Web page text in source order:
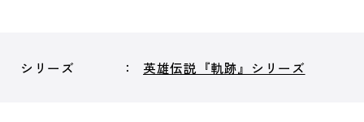
シリーズ 英雄伝説『軌跡』シリーズ